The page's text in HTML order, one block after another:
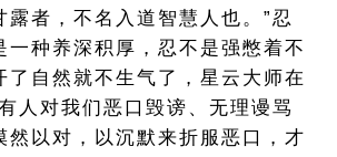
露者，不名入道智慧人也。”忍
一种养深积厚，忍不是强憋着不
了自然就不生气了，星云大师在
人对我们恶口毁谤、无理谩骂
然以对，以沉默来折服恶口，才